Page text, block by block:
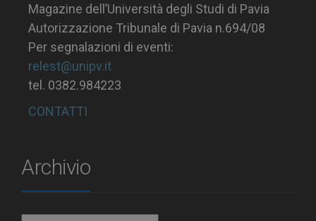
Magazine dell’Università degli Studi di Pavia
Autorizzazione Tribunale di Pavia n.694/08
Per segnalazioni di eventi:
relest@unipv.it
tel. 0382.984223
CONTATTI
Archivio